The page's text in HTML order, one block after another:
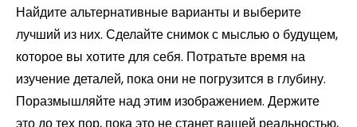
Найдите альтернативные варианты и выберите
лучший из них. Сделайте снимок с мыслью о будущем,
которое вы хотите для себя. Потратьте время на
изучение деталей, пока они не погрузится в глубину.
Поразмышляйте над этим изображением. Держите
это до тех пор, пока это не станет вашей реальностью,